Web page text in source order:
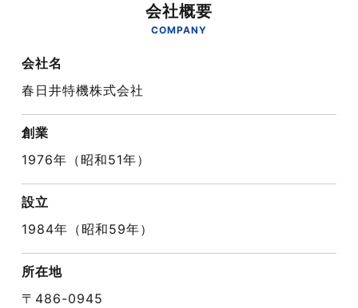
会社概要
COMPANY
会社名
春日井特機株式会社
創業
1976年（昭和51年）
設立
1984年（昭和59年）
所在地
〒486-0945